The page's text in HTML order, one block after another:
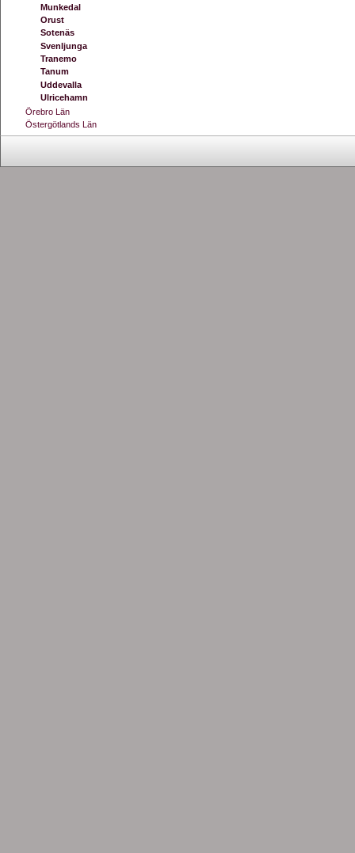
Munkedal
Orust
Sotenäs
Svenljunga
Tranemo
Tanum
Uddevalla
Ulricehamn
Örebro Län
Östergötlands Län